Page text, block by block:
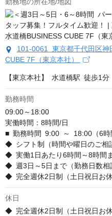
勤務地の所在地/地図
101-0061 東京都千代田区神
CUBE 7F（東京本社）
【東京本社】 水道橋駅 徒歩1分
勤務時間
09:00～18:00
実働時間：8時間/日
■ 勤務時間 9:00 ～ 18:00（6時
◆ シフト制（時間や曜日のご相
◆ 実働1日あたり6時間～8時間
◆ 週3日～5日まで（勤務日数相
◆ 完全週休2日制（土日祝日お休
休日
◆ 完全週休2日制（土日祝日お休